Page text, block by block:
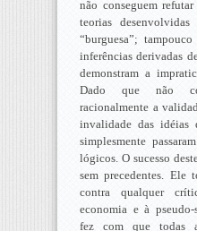
não conseguem
teorias
“burguesa”;
inferências derivadas
demonstram a
Dado que não
racionalmente a
invalidade das idéias
simplesmente
lógicos. O sucesso
sem precedentes. Ele
contra qualquer
economia e à
fez com que todas